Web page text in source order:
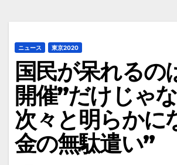
ニュース 東京2020
国民が呆れるの
開催”だけじゃ
次々と明らかに
金の無駄遣い”